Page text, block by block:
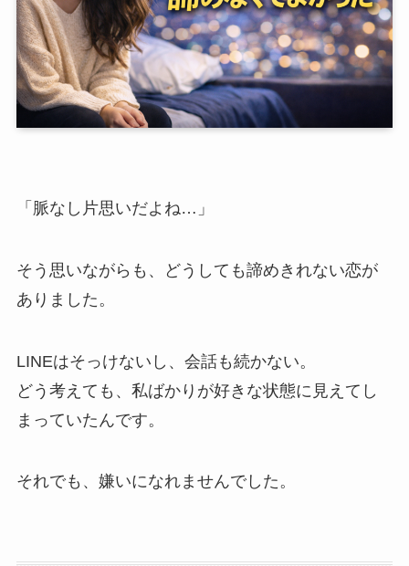
「脈なし片思いだよね…」
そう思いながらも、どうしても諦めきれない恋が
ありました。
LINEはそっけないし、会話も続かない。
どう考えても、私ばかりが好きな状態に見えてし
まっていたんです。
それでも、嫌いになれませんでした。